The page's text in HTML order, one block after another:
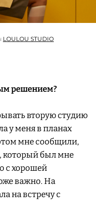
LOULOU STUDIO
решением?
вторую студию
у меня в планах
мне сообщили,
который был мне
с хорошей
важно. На
на встречу с